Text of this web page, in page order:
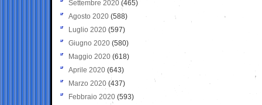
Settembre 2020(465)
Agosto 2020 (588)
Luglio 2020 (597)
Giugno 2020 (580)
Maggio 2020 (618)
Aprile 2020 (643)
Marzo 2020 (437)
Febbraio 2020 (593)